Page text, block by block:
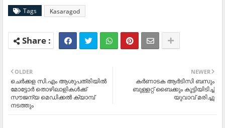
Tags Kasaragod
NEWER
കര്‍ണാടക ആര്‍ടിസി ബസും
ബുള്ളറ്റ് ബൈക്കും കൂട്ടിയിടിച്ച്
യുവാവ് മരിച്ചു
OLDER
ചെര്‍ക്കള സി.എം ആശുപത്രിയില്‍
മോട്ടോര്‍ തൊഴിലാളികള്‍ക്ക്
സൗജന്യ മെഡിക്കല്‍ ക്യാമ്പ്
നടത്തും